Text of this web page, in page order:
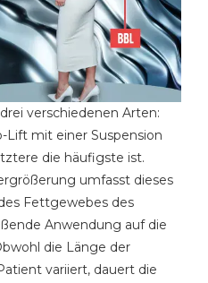
verschiedenen Arten:
Lift mit einer Suspension
die häufigste ist.
umfasst dieses
Fettgewebes des
Anwendung auf die
die Länge der
variiert, dauert die